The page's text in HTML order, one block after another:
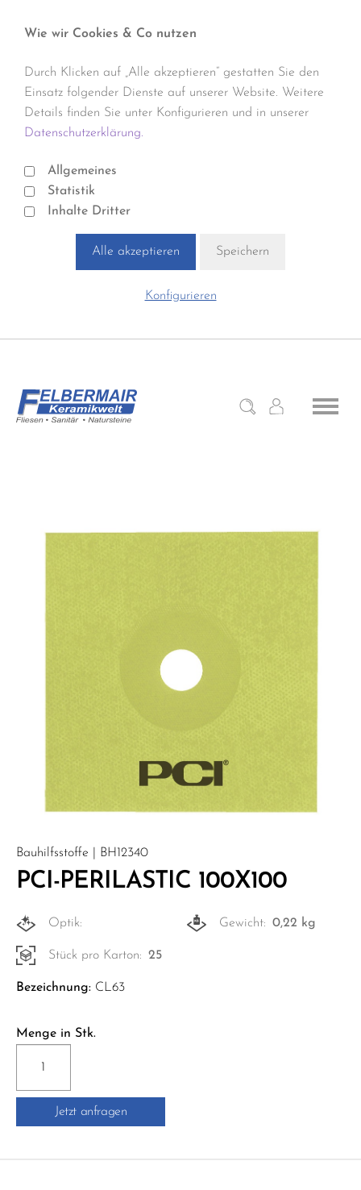
Wie wir Cookies & Co nutzen
Durch Klicken auf „Alle akzeptieren“ gestatten Sie den
Einsatz folgender Dienste auf unserer Website. Weitere
Details finden Sie unter Konfigurieren und in unserer
Datenschutzerklärung.
Allgemeines
Statistik
Inhalte Dritter
Alle akzeptieren Speichern
Konfigurieren
Bauhilfsstoffe | BH12340
PCI-PERILASTIC 100X100
Optik: Gewicht: 0,22 kg
Stück pro Karton: 25
Bezeichnung: CL63
Menge in Stk.
PERILASTIC
100X100
MengeJetzt anfragen